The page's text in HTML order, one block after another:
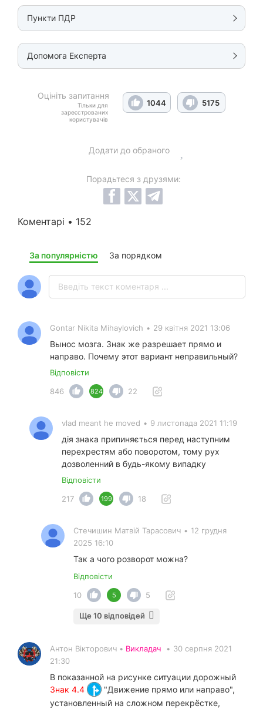
Пункти ПДР
Допомога Експерта
Оцініть запитання
Тільки для
зареєстрованих
користувачів
1044 5175
Додати до обраного
Порадьтеся з друзями:
Коментарі • 152
За популярністю За порядком
Gontar Nikita Mihaylovich • 29 квітня 2021 13:06
Вынос мозга. Знак же разрешает прямо и
направо. Почему этот вариант неправильный?
Відповісти
846
824 22
vlad meant he moved • 9 листопада 2021 11:19
дія знака припиняється перед наступним
перехрестям або поворотом, тому рух
дозволенний в будь-якому випадку
Відповісти
217
199 18
Стечишин Матвій Тарасович • 12 грудня
2025 16:10
Так а чого розворот можна?
Відповісти
10
5 5
Ще 10 відповідей
Антон Вікторович • Викладач • 30 серпня 2021
21:30
В показанной на рисунке ситуации дорожный
Знак 4.4
"Движение прямо или направо",
установленный на сложном перекрёстке,